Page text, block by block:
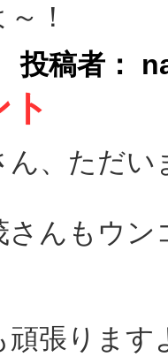
！
投稿者：
ん、ただ
さんもウ
頑張ります